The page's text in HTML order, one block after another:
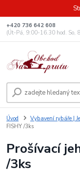
+420 736 642 608
(Út-Pá, 9:00-16.30 hod. So,
Úvod Vybavení rybáře |
FISHY /3ks
Prošívací
/3ks